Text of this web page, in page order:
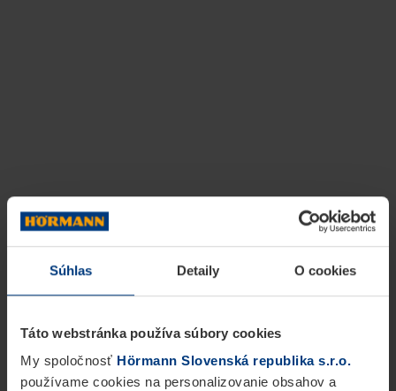
Súhlas Detaily O cookies
Táto webstránka používa súbory cookies
My spoločnosť Hörmann Slovenská republika s.r.o.
používame cookies na personalizovanie obsahov a